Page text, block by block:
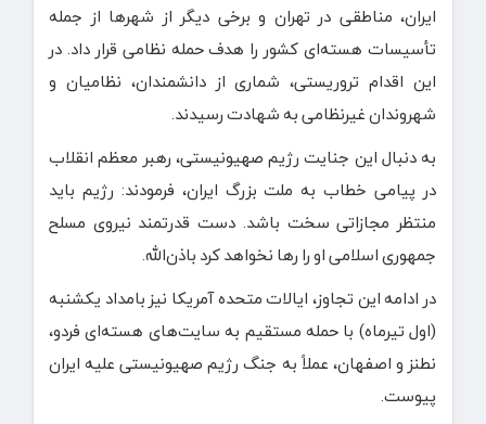
ایران، مناطقی در تهران و برخی دیگر از شهرها از جمله
تأسیسات هسته‌ای کشور را هدف حمله نظامی قرار داد. در
این اقدام تروریستی، شماری از دانشمندان، نظامیان و
شهروندان غیرنظامی به شهادت رسیدند.
به دنبال این جنایت رژیم صهیونیستی، رهبر معظم انقلاب
در پیامی خطاب به ملت بزرگ ایران، فرمودند: رژیم باید
منتظر مجازاتی سخت باشد. دست قدرتمند نیروی مسلح
جمهوری اسلامی او را رها نخواهد کرد باذن‌الله.
در ادامه این تجاوز، ایالات متحده آمریکا نیز بامداد یکشنبه
(اول تیرماه) با حمله مستقیم به سایت‌های هسته‌ای فردو،
نطنز و اصفهان، عملاً به جنگ رژیم صهیونیستی علیه ایران
پیوست.